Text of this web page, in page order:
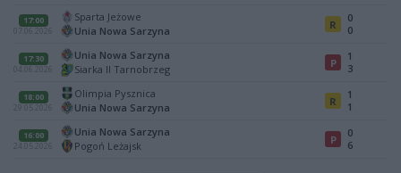
17:00
07.06.2026
Sparta Jeżowe
Unia Nowa Sarzyna
R
0
0
17:30
04.06.2026
Unia Nowa Sarzyna
Siarka II Tarnobrzeg
P
1
3
18:00
29.05.2026
Olimpia Pysznica
Unia Nowa Sarzyna
R
1
1
16:00
24.05.2026
Unia Nowa Sarzyna
Pogoń Leżajsk
P
0
6